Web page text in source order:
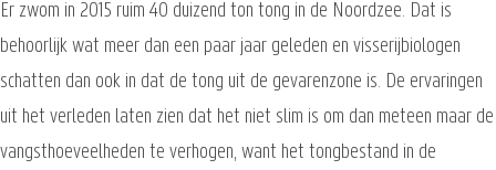
Er zwom in 2015 ruim 40 duizend ton tong in de Noordzee. Dat is
behoorlijk wat meer dan een paar jaar geleden en visserijbiologen
schatten dan ook in dat de tong uit de gevarenzone is. De ervaringen
uit het verleden laten zien dat het niet slim is om dan meteen maar de
vangsthoeveelheden te verhogen, want het tongbestand in de